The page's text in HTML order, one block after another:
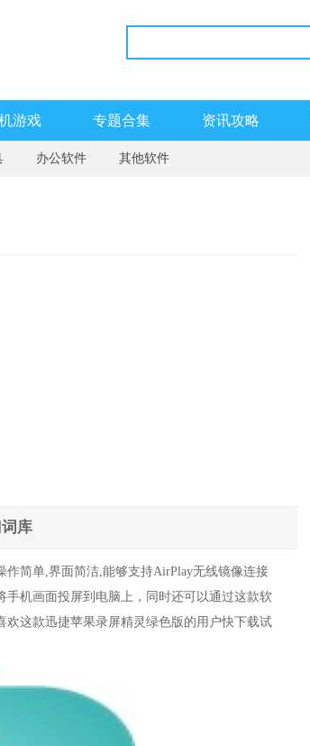
游戏 专题合集 资讯攻略
办公软件 其他软件
库
简单,界面简洁,能够支持AirPlay无线镜像连接
机画面投屏到电脑上，同时还可以通过这款软
这款迅捷苹果录屏精灵绿色版的用户快下载试